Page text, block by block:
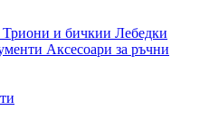
Триони и бичкии Лебедки
Аксесоари за ръчни